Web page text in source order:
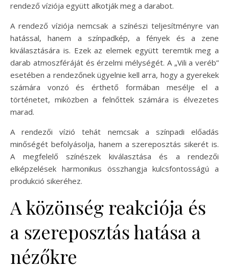
rendező víziója együtt alkotják meg a darabot.
A rendező víziója nemcsak a színészi teljesítményre van
hatással, hanem a színpadkép, a fények és a zene
kiválasztására is. Ezek az elemek együtt teremtik meg a
darab atmoszféráját és érzelmi mélységét. A „Vili a veréb”
esetében a rendezőnek ügyelnie kell arra, hogy a gyerekek
számára vonzó és érthető formában mesélje el a
történetet, miközben a felnőttek számára is élvezetes
marad.
A rendezői vízió tehát nemcsak a színpadi előadás
minőségét befolyásolja, hanem a szereposztás sikerét is.
A megfelelő színészek kiválasztása és a rendezői
elképzelések harmonikus összhangja kulcsfontosságú a
produkció sikeréhez.
A közönség reakciója és
a szereposztás hatása a
nézőkre